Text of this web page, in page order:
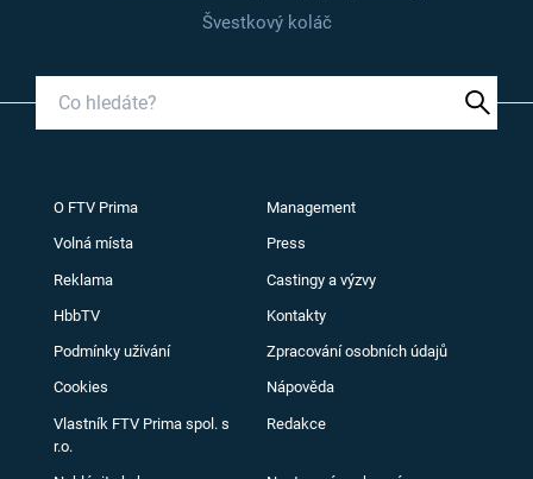
Švestkový koláč
O FTV Prima Management
Volná místa Press
Reklama Castingy a výzvy
HbbTV Kontakty
Podmínky užívání Zpracování osobních údajů
Cookies Nápověda
Vlastník FTV Prima spol. s
r.o.
Redakce